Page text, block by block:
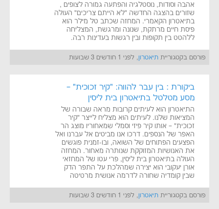
אהבה וסודות, נוסטלגיה והפתעה גמורה לצופים ,
שזורים בהצגה החדשה "לא הייתם צריכים" העולה
בתיאטרון הקאמרי. המחזה שכתב טל מילר הוא
פיסת חיים מרתקת, שנונה ומרגשת, המצליחה
ללהטט בין תקופות ובין רגשות בעדינות רבה.
פורסם בקטגוריית תיאטרון, לפני 1 חודשים 3 שבועות
ביקורת : בין עבר להווה: "קיר זכוכית" –
מסע מטלטל בתיאטרון בית ליסין
התיאטרון הוא לעיתים קרובות מראה שבורה של
המציאות שלנו. לעיתים הוא מצליח לייצר "קיר
זכוכית" – אותו קיר פיזי וסמלי שמאחוריו מוצג הר
האפר של הנספים. דרכו אנו מביטים אל עברנו ואל
הפצעים הפתוחים של השואה, ובו-זמנית פוגשים
את האנושיות המזוקקת שנותרה מאחור. המחזה
העולה בתיאטרון בית ליסין, פרי עטו של המחזאי
אורן יעקובי הוא יצירה שמהלכת על התפר הדק
שבין קומדיה שחורה לדרמה אנושית מרטיטה
פורסם בקטגוריית תיאטרון, לפני 1 חודשים 3 שבועות